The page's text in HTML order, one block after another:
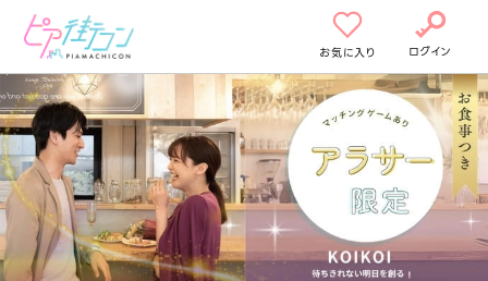
お気に入り ログイン